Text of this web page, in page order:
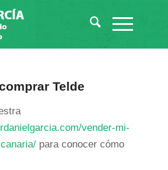
Telde
vender-mi-
para conocer cómo